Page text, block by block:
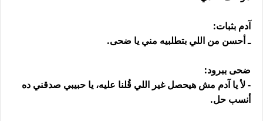
آدم بثبات:
ـ أحسن من اللي بتطلبيه مني يا ضحى.
ضحى ببرود:
- لأ يا آدم مش هيحصل غير اللي قُلنا عليه، يا حبيبي صدقني ده
أنسب حل.